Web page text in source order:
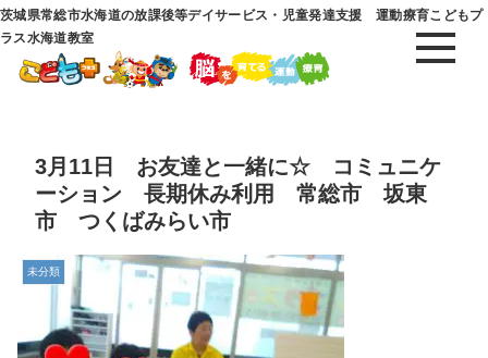
茨城県常総市水海道の放課後等デイサービス・児童発達支援 運動療育こどもプ
ラス水海道教室
3月11日 お友達と一緒に☆ コミュニケ
ーション 長期休み利用 常総市 坂東
市 つくばみらい市
未分類